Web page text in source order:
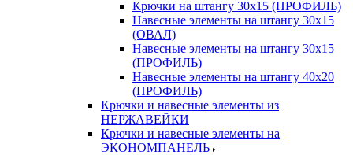
Крючки на штангу 30х15 (ПРОФИЛЬ)
Навесные элементы на штангу 30х15
(ОВАЛ)
Навесные элементы на штангу 30х15
(ПРОФИЛЬ)
Навесные элементы на штангу 40х20
(ПРОФИЛЬ)
Крючки и навесные элементы из
НЕРЖАВЕЙКИ
Крючки и навесные элементы на
ЭКОНОМПАНЕЛЬ